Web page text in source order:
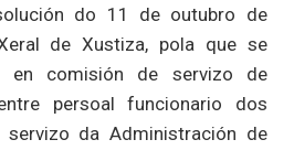
do 11 de outubro de
de Xustiza, pola que se
en comisión de servizo de
persoal funcionario dos
da Administración de